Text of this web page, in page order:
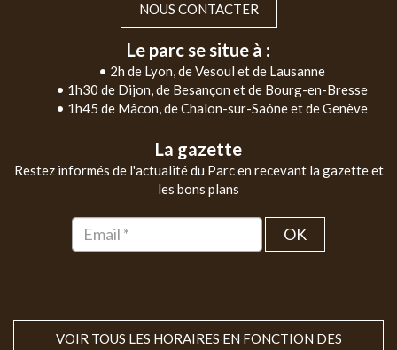
NOUS CONTACTER
Le parc se situe à :
• 2h de Lyon, de Vesoul et de Lausanne
• 1h30 de Dijon, de Besançon et de Bourg-en-Bresse
• 1h45 de Mâcon, de Chalon-sur-Saône et de Genève
La gazette
Restez informés de l'actualité du Parc en recevant la gazette et
les bons plans
OK
VOIR TOUS LES HORAIRES EN FONCTION DES